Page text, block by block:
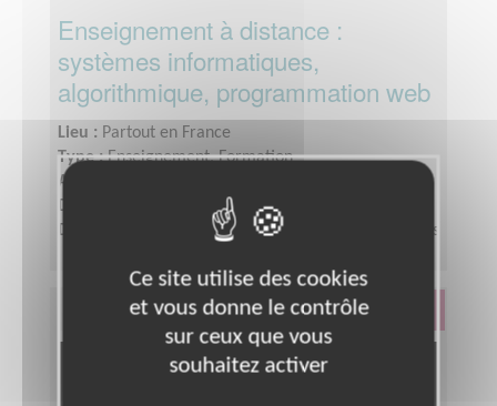
Enseignement à distance :
systèmes informatiques,
algorithmique, programmation web
Lieu : Partout en France
Type :Enseignement, Formation
Association :
Date :
Disponibilité demandée :
Quelques heures par mois
Éducation & Formation
Ce site utilise des cookies
et vous donne le contrôle
sur ceux que vous
souhaitez activer